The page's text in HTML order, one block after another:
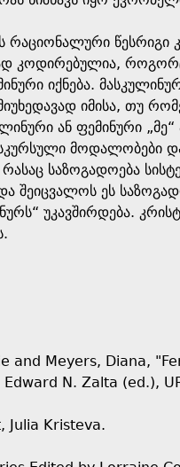
რაციონალური
კოდირებულია,
იქნება.
იმისა, თუ
ან ფემინური
მოდალობები
საზოგადოება
ეს
უკავშირდება.
and Meyers, Diana,
N. Zalta (ed.),
Julia Kristeva.